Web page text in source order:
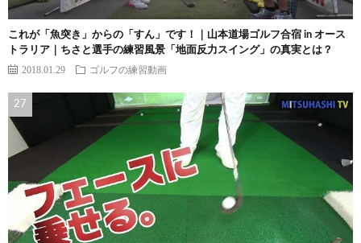
これが「魚突き」からの「すん」です！｜山本道場ゴルフ合宿 in オース
トラリア｜ちさと選手の練習風景「地面反力スイング」の真実とは？
2018.01.29 ゴルフの練習動画